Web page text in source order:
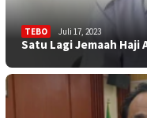
TEBO Juli 17, 2023
Satu Lagi Jemaah